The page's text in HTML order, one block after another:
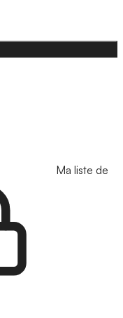
Ma liste de